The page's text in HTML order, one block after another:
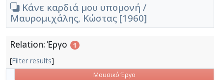
Κάνε καρδιά μου υπομονή /
Μαυρομιχάλης, Κώστας [1960]
Relation: Έργο 1
[Filter results]
Μουσικό Έργο